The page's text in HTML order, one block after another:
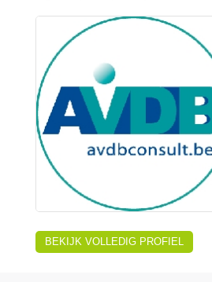
BEKIJK VOLLEDIG PROFIEL